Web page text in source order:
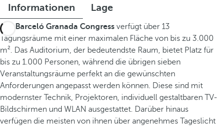
Informationen Lage
Das Barceló Granada Congress verfügt über 13
Tagungsräume mit einer maximalen Fläche von bis zu 3.000
m². Das Auditorium, der bedeutendste Raum, bietet Platz für
bis zu 1.000 Personen, während die übrigen sieben
Veranstaltungsräume perfekt an die gewünschten
Anforderungen angepasst werden können. Diese sind mit
modernster Technik, Projektoren, individuell gestaltbaren TV-
Bildschirmen und WLAN ausgestattet. Darüber hinaus
verfügen die meisten von ihnen über angenehmes Tageslicht